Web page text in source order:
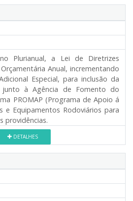
Plurianual, a Lei de Diretrizes
Anual, incrementando
Especial, para inclusão da
à Agência de Fomento do
PROMAP (Programa de Apoio á
e Equipamentos Rodoviários para
providências.
DETALHES